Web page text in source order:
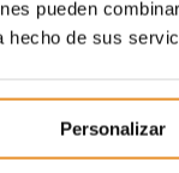
pueden
hecho de sus
Personalizar